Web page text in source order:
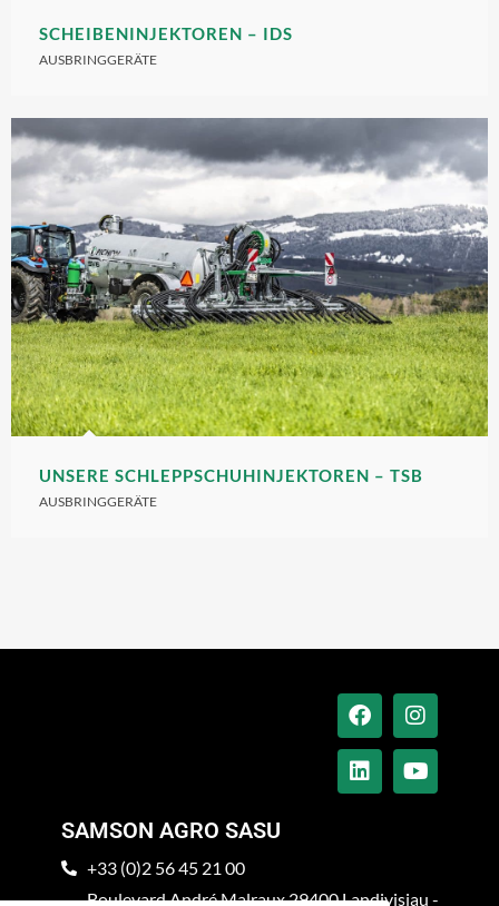
SCHEIBENINJEKTOREN – IDS
AUSBRINGGERÄTE
UNSERE SCHLEPPSCHUHINJEKTOREN – TSB
AUSBRINGGERÄTE
SAMSON AGRO SASU
+33 (0)2 56 45 21 00
Boulevard André Malraux 29400 Landivisiau -